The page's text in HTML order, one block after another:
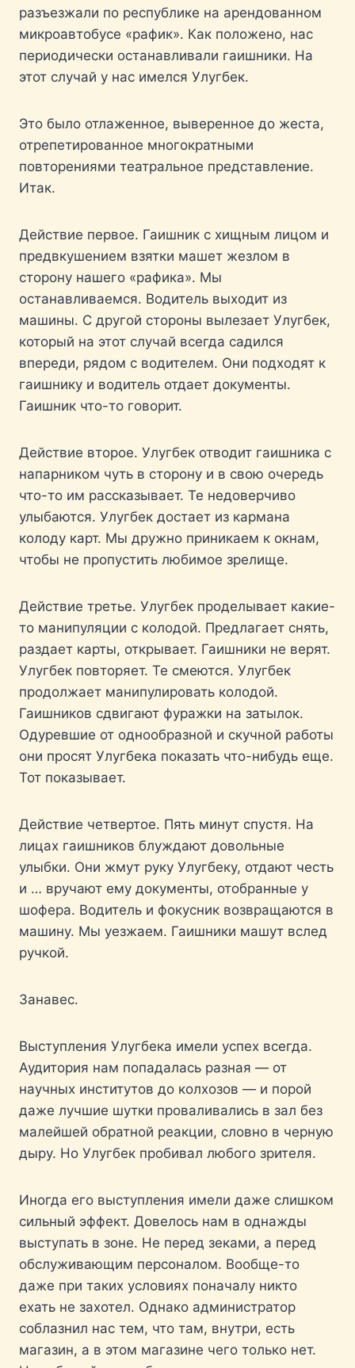
разъезжали по республике на арендованном
микроавтобусе «рафик». Как положено, нас
периодически останавливали гаишники. На
этот случай у нас имелся Улугбек.
Это было отлаженное, выверенное до жеста,
отрепетированное многократными
повторениями театральное представление.
Итак.
Действие первое. Гаишник с хищным лицом и
предвкушением взятки машет жезлом в
сторону нашего «рафика». Мы
останавливаемся. Водитель выходит из
машины. С другой стороны вылезает Улугбек,
который на этот случай всегда садился
впереди, рядом с водителем. Они подходят к
гаишнику и водитель отдает документы.
Гаишник что-то говорит.
Действие второе. Улугбек отводит гаишника с
напарником чуть в сторону и в свою очередь
что-то им рассказывает. Те недоверчиво
улыбаются. Улугбек достает из кармана
колоду карт. Мы дружно приникаем к окнам,
чтобы не пропустить любимое зрелище.
Действие третье. Улугбек проделывает какие-
то манипуляции с колодой. Предлагает снять,
раздает карты, открывает. Гаишники не верят.
Улугбек повторяет. Те смеются. Улугбек
продолжает манипулировать колодой.
Гаишников сдвигают фуражки на затылок.
Одуревшие от однообразной и скучной работы
они просят Улугбека показать что-нибудь еще.
Тот показывает.
Действие четвертое. Пять минут спустя. На
лицах гаишников блуждают довольные
улыбки. Они жмут руку Улугбеку, отдают честь
и … вручают ему документы, отобранные у
шофера. Водитель и фокусник возвращаются в
машину. Мы уезжаем. Гаишники машут вслед
ручкой.
Занавес.
Выступления Улугбека имели успех всегда.
Аудитория нам попадалась разная — от
научных институтов до колхозов — и порой
даже лучшие шутки проваливались в зал без
малейшей обратной реакции, словно в черную
дыру. Но Улугбек пробивал любого зрителя.
Иногда его выступления имели даже слишком
сильный эффект. Довелось нам в однажды
выступать в зоне. Не перед зеками, а перед
обслуживающим персоналом. Вообще-то
даже при таких условиях поначалу никто
ехать не захотел. Однако администратор
соблазнил нас тем, что там, внутри, есть
магазин, а в этом магазине чего только нет.